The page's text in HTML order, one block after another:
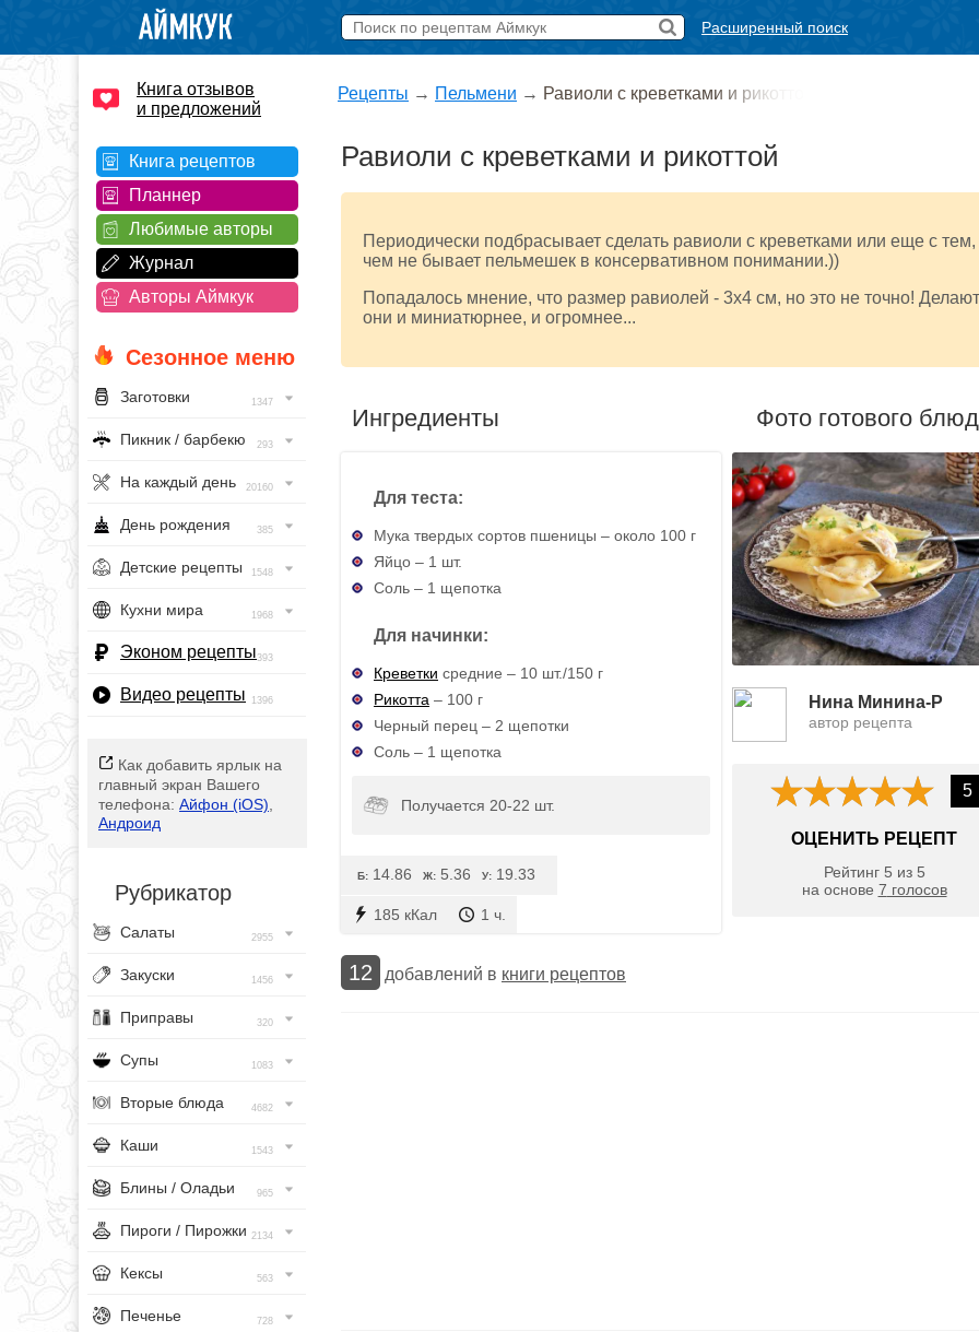
Расширенный поиск
Книга отзывов
и предложений
Книга рецептов
Планнер
Любимые авторы
Журнал
Авторы Аймкук
Сезонное меню
Заготовки 1347
Пикник / барбекю 293
На каждый день 20160
День рождения 385
Детские рецепты 1548
Кухни мира 1968
Эконом рецепты393
Видео рецепты 1396
Как добавить ярлык на
главный экран Вашего
телефона: Айфон (iOS)
Андроид
Рубрикатор
Салаты 2955
Закуски 1456
Приправы 320
Супы 1083
Вторые блюда 4682
Каши 1543
Блины / Оладьи 965
Пироги / Пирожки 2134
Кексы 563
Печенье 728
Рецепты → Пельмени → Равиоли с креветками и рикотто
Равиоли с креветками и рикоттой
Периодически подбрасывает сделать равиоли с креветками или еще с тем,
чем не бывает пельмешек в консервативном понимании.))
Попадалось мнение, что размер равиолей - 3х4 см, но это не точно!
они и миниатюрнее, и огромнее...
Ингредиенты
Для теста:
Мука твердых сортов пшеницы – около 100 г
Яйцо – 1 шт.
Соль – 1 щепотка
Для начинки:
Креветки средние – 10 шт./150 г
Рикотта – 100 г
Черный перец – 2 щепотки
Соль – 1 щепотка
Получается 20-22 шт.
185 кКал 1 ч.
Б: 14.86 Ж: 5.36 У: 19.33
Фото готового
Нина Минина-Р
автор рецепта
5
ОЦЕНИТЬ РЕЦЕПТ
Рейтинг 5 из 5
на основе 7 голосов
12 добавлений в книги рецептов